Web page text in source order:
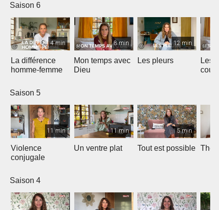
Saison 6
4 min
La différence
homme-femme
8 min
Mon temps avec
Dieu
12 min
Les pleurs
Les
Saison 5
11 min
Violence
conjugale
11 min
Un ventre plat
5 min
Tout est possible The
Saison 4